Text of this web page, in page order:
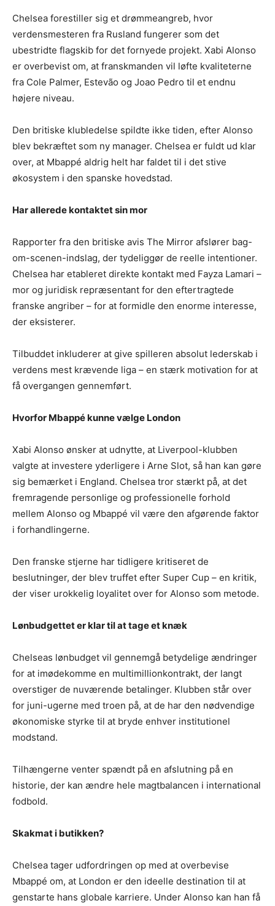
Chelsea forestiller sig et drømmeangreb, hvor
verdensmesteren fra Rusland fungerer som det
ubestridte flagskib for det fornyede projekt. Xabi Alonso
er overbevist om, at franskmanden vil løfte kvaliteterne
fra Cole Palmer, Estevão og Joao Pedro til et endnu
højere niveau.
Den britiske klubledelse spildte ikke tiden, efter Alonso
blev bekræftet som ny manager. Chelsea er fuldt ud klar
over, at Mbappé aldrig helt har faldet til i det stive
økosystem i den spanske hovedstad.
Har allerede kontaktet sin mor
Rapporter fra den britiske avis The Mirror afslører bag-
om-scenen-indslag, der tydeliggør de reelle intentioner.
Chelsea har etableret direkte kontakt med Fayza Lamari –
mor og juridisk repræsentant for den eftertragtede
franske angriber – for at formidle den enorme interesse,
der eksisterer.
Tilbuddet inkluderer at give spilleren absolut lederskab i
verdens mest krævende liga – en stærk motivation for at
få overgangen gennemført.
Hvorfor Mbappé kunne vælge London
Xabi Alonso ønsker at udnytte, at Liverpool-klubben
valgte at investere yderligere i Arne Slot, så han kan gøre
sig bemærket i England. Chelsea tror stærkt på, at det
fremragende personlige og professionelle forhold
mellem Alonso og Mbappé vil være den afgørende faktor
i forhandlingerne.
Den franske stjerne har tidligere kritiseret de
beslutninger, der blev truffet efter Super Cup – en kritik,
der viser urokkelig loyalitet over for Alonso som metode.
Lønbudgettet er klar til at tage et knæk
Chelseas lønbudget vil gennemgå betydelige ændringer
for at imødekomme en multimillionkontrakt, der langt
overstiger de nuværende betalinger. Klubben står over
for juni-ugerne med troen på, at de har den nødvendige
økonomiske styrke til at bryde enhver institutionel
modstand.
Tilhængerne venter spændt på en afslutning på en
historie, der kan ændre hele magtbalancen i international
fodbold.
Skakmat i butikken?
Chelsea tager udfordringen op med at overbevise
Mbappé om, at London er den ideelle destination til at
genstarte hans globale karriere. Under Alonso kan han få